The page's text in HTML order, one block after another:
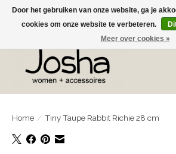
GRATIS OPHALEN IN DE WINKEL EN GRATIS
Home / Tiny Taupe Rabbit Richie 28 cm
Door het gebruiken van onze website, ga je
cookies om onze website te verbeteren.
Meer over cookies »